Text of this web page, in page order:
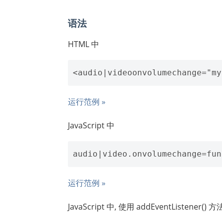
语法
HTML 中
运行范例 »
JavaScript 中
运行范例 »
JavaScript 中, 使用 addEventListener() 方